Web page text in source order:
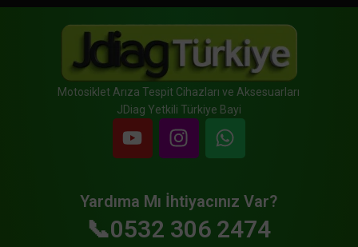
Motosiklet Arıza Tespit Cihazları ve Aksesuarları
JDiag Yetkili Türkiye Bayi
Yardıma Mı İhtiyacınız Var?
📞0532 306 2474